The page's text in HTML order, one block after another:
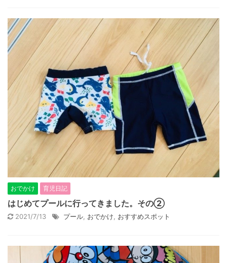
おでかけ 育児日記
はじめてプールに行ってきました。その②
2021/7/13 プール おでかけ おすすめスポット